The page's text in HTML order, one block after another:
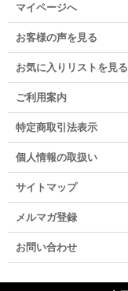
マイページへ
お客様の声を見る
お気に入りリストを見る
ご利用案内
特定商取引法表示
個人情報の取扱い
サイトマップ
メルマガ登録
お問い合わせ